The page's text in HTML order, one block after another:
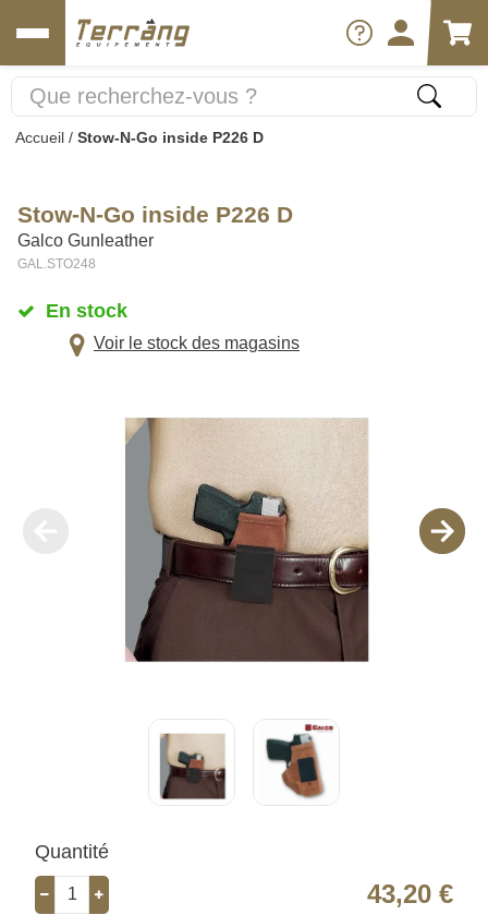
Accueil / Stow-N-Go inside P226 D
Stow-N-Go inside P226 D
Galco Gunleather
GAL.STO248
En stock
Voir le stock des magasins
Quantité
43,20 €